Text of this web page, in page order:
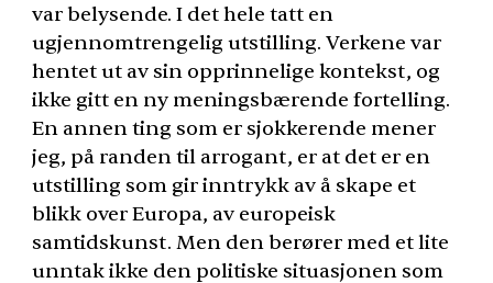
var belysende. I det hele tatt en
ugjennomtrengelig utstilling. Verkene var
hentet ut av sin opprinnelige kontekst, og
ikke gitt en ny meningsbærende fortelling.
En annen ting som er sjokkerende mener
jeg, på randen til arrogant, er at det er en
utstilling som gir inntrykk av å skape et
blikk over Europa, av europeisk
samtidskunst. Men den berører med et lite
unntak ikke den politiske situasjonen som